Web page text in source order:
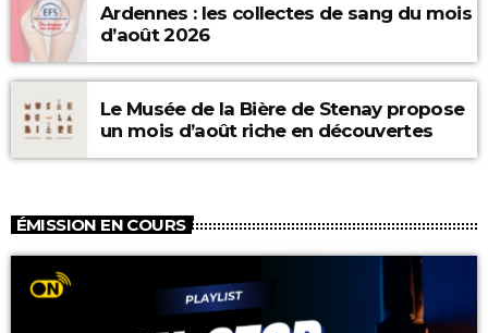
Ardennes : les collectes de sang du mois
d’août 2026
Le Musée de la Bière de Stenay propose
un mois d’août riche en découvertes
ÉMISSION EN COURS